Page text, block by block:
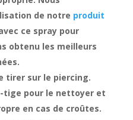
de notre produit
ce spray pour
obtenu les meilleurs
tirer sur le piercing.
tige pour le nettoyer et
en cas de croûtes.